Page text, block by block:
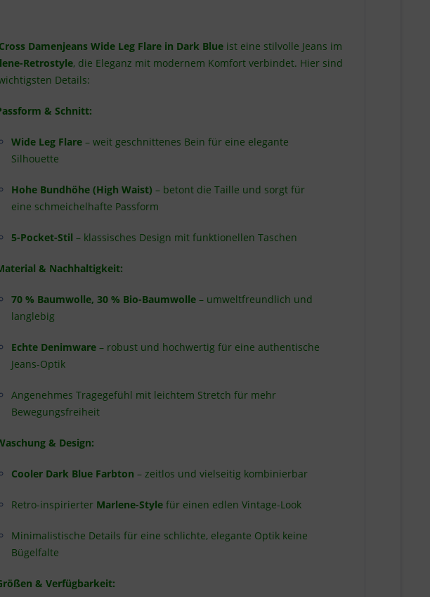
Cross Damenjeans Wide Leg Flare in Dark Blue ist eine stilvolle Jeans im
Retrostyle, die Eleganz mit modernem Komfort verbindet. Hier sind
Details:
& Schnitt:
Wide Leg Flare – weit geschnittenes Bein für eine elegante
Silhouette
Hohe Bundhöhe (High Waist) – betont die Taille und sorgt für
eine schmeichelhafte Passform
5-Pocket-Stil – klassisches Design mit funktionellen Taschen
& Nachhaltigkeit:
70 % Baumwolle, 30 % Bio-Baumwolle – umweltfreundlich und
langlebig
Echte Denimware – robust und hochwertig für eine authentische
Jeans-Optik
Angenehmes Tragegefühl mit leichtem Stretch für mehr
Bewegungsfreiheit
& Design:
Cooler Dark Blue Farbton – zeitlos und vielseitig kombinierbar
Retro-inspirierter Marlene-Style für einen edlen Vintage-Look
Minimalistische Details für eine schlichte, elegante Optik keine
Bügelfalte
& Verfügbarkeit: